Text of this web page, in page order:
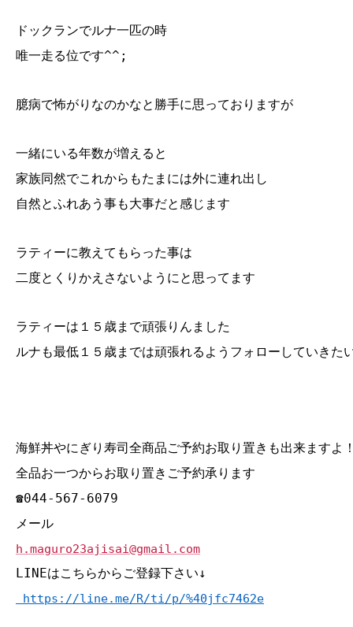
ドックランでルナ一匹の時
唯一走る位です^^;
臆病で怖がりなのかなと勝手に思っておりますが
一緒にいる年数が増えると
家族同然でこれからもたまには外に連れ出し
自然とふれあう事も大事だと感じます
ラティーに教えてもらった事は
二度とくりかえさないようにと思ってます
ラティーは１５歳まで頑張りんました
ルナも最低１５歳までは頑張れるようフォローしていき
海鮮丼やにぎり寿司全商品ご予約お取り置きも出来ますよ
全品お一つからお取り置きご予約承ります
☎044‐567‐6079
メール
h.maguro23ajisai@gmail.com
LINEはこちらからご登録下さい↓
https://line.me/R/ti/p/%40jfc7462e